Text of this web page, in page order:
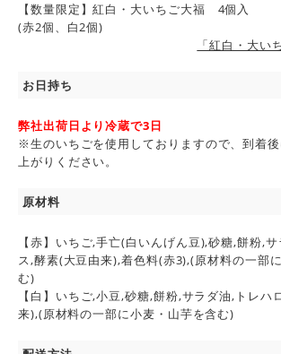
【数量限定】紅白・大いちご大福 4個入
(赤2個、白2個)
「紅白・大い
お日持ち
弊社出荷日より冷蔵で3日
※生のいちごを使用しておりますので、到着
上がりください。
原材料
【赤】いちご,手亡(白いんげん豆),砂糖,餅粉,
ス,酵素(大豆由来),着色料(赤3),(原材料の一部
む)
【白】いちご,小豆,砂糖,餅粉,サラダ油,トレハ
来),(原材料の一部に小麦・山芋を含む)